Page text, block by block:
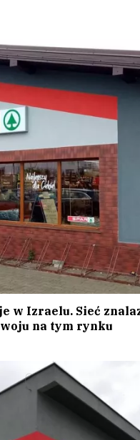
w Izraelu. Sieć
na tym rynku